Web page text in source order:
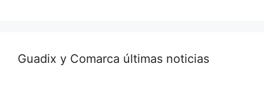
Guadix y Comarca últimas noticias